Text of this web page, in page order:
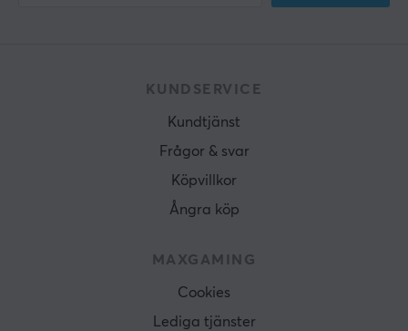
KUNDSERVICE
Kundtjänst
Frågor & svar
Köpvillkor
Ångra köp
MAXGAMING
Cookies
Lediga tjänster